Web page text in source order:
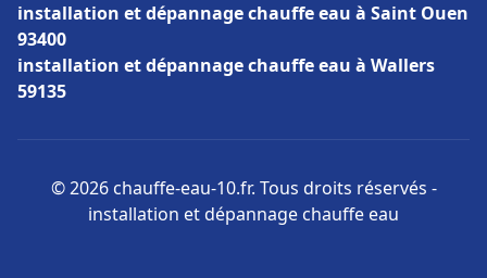
installation et dépannage chauffe eau à Saint Ouen
93400
installation et dépannage chauffe eau à Wallers
59135
© 2026 chauffe-eau-10.fr. Tous droits réservés -
installation et dépannage chauffe eau